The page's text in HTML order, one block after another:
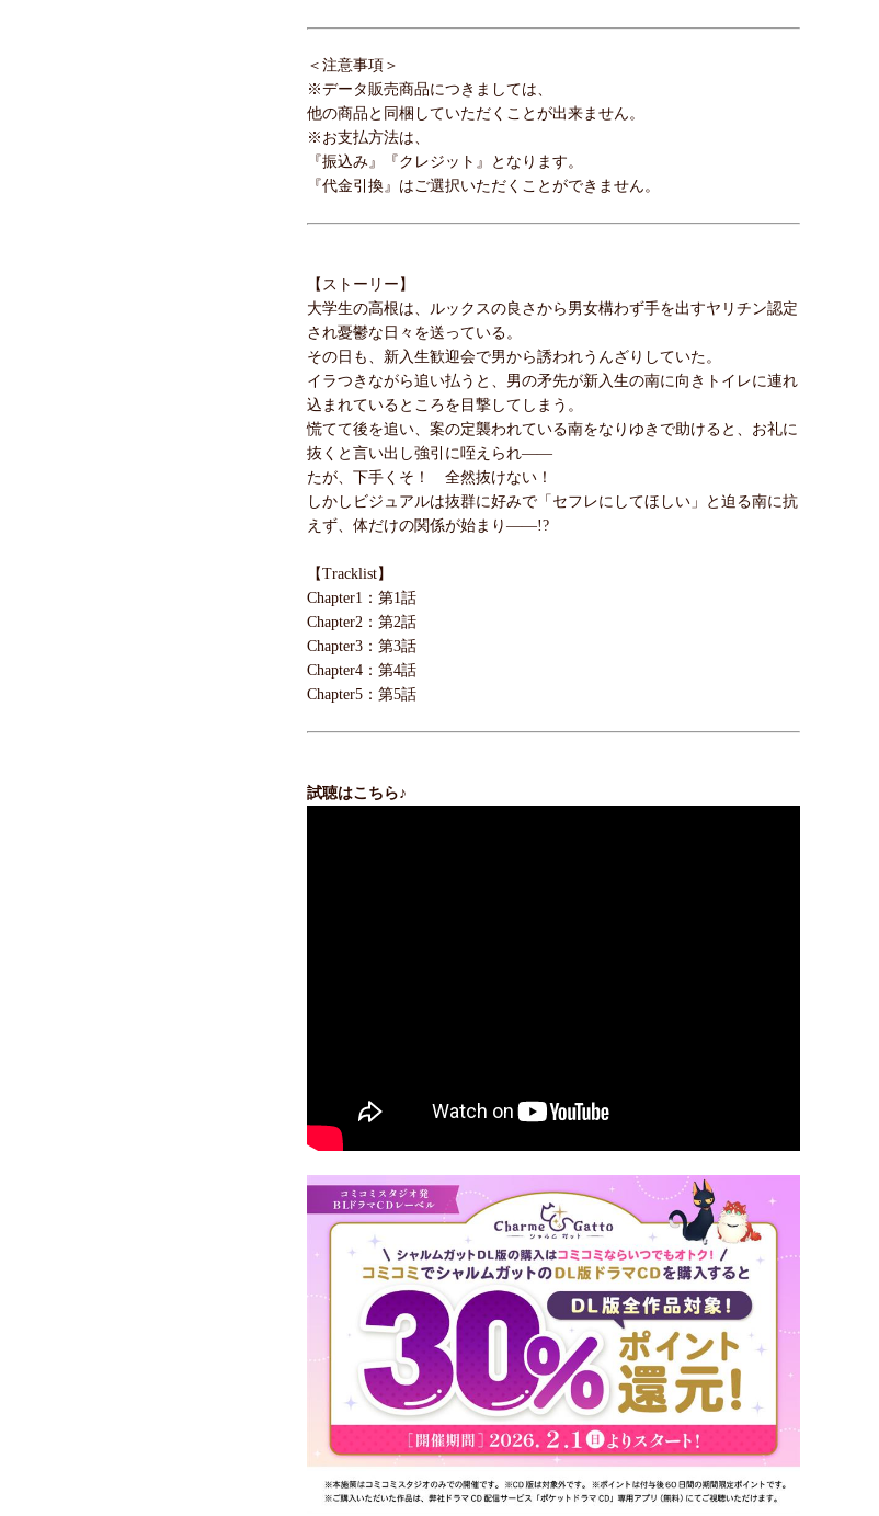
＜注意事項＞
※データ販売商品につきましては、
他の商品と同梱していただくことが出来ません。
※お支払方法は、
『振込み』『クレジット』となります。
『代金引換』はご選択いただくことができません。
【ストーリー】
大学生の高根は、ルックスの良さから男女構わず手を出すヤリチン認定
され憂鬱な日々を送っている。
その日も、新入生歓迎会で男から誘われうんざりしていた。
イラつきながら追い払うと、男の矛先が新入生の南に向きトイレに連れ
込まれているところを目撃してしまう。
慌てて後を追い、案の定襲われている南をなりゆきで助けると、お礼に
抜くと言い出し強引に咥えられ――
たが、下手くそ！ 全然抜けない！
しかしビジュアルは抜群に好みで「セフレにしてほしい」と迫る南に抗
えず、体だけの関係が始まり――!?
【Tracklist】
Chapter1：第1話
Chapter2：第2話
Chapter3：第3話
Chapter4：第4話
Chapter5：第5話
試聴はこちら♪